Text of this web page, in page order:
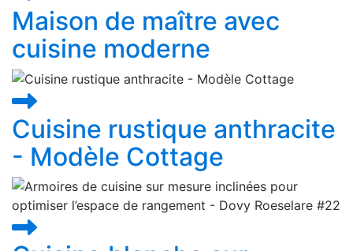
Maison de maître avec
cuisine moderne
Cuisine rustique anthracite
- Modèle Cottage